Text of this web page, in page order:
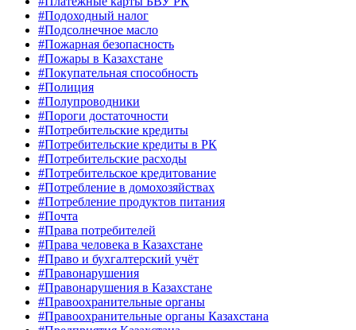
#Подоходный налог
#Подсолнечное масло
#Пожарная безопасность
#Пожары в Казахстане
#Покупательная способность
#Полиция
#Полупроводники
#Пороги достаточности
#Потребительские кредиты
#Потребительские кредиты в РК
#Потребительские расходы
#Потребительское кредитование
#Потребление в домохозяйствах
#Потребление продуктов питания
#Почта
#Права потребителей
#Права человека в Казахстане
#Право и бухгалтерский учёт
#Правонарушения
#Правонарушения в Казахстане
#Правоохранительные органы
#Правоохранительные органы Казахстана